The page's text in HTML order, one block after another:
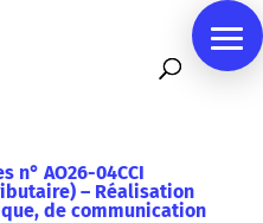
n° AO26-04CCI
– Réalisation
de communication